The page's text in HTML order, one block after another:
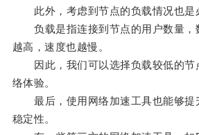
此外，考虑到节点的负载情况也是
负载是指连接到节点的用户数量，
越高，速度也越慢。
因此，我们可以选择负载较低的节
络体验。
最后，使用网络加速工具也能够提
稳定性。